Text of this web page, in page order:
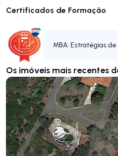
Certificados de Formação
MBA: Estratégias
Os imóveis mais recentes